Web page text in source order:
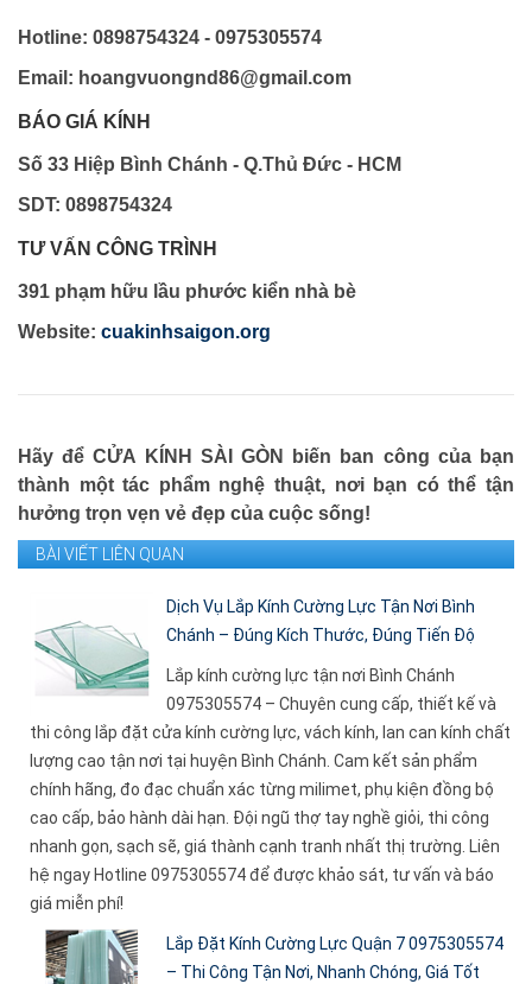
Hotline: 0898754324 - 0975305574
Email: hoangvuongnd86@gmail.com
BÁO GIÁ KÍNH
Số 33 Hiệp Bình Chánh - Q.Thủ Đức - HCM
SDT: 0898754324
TƯ VẤN CÔNG TRÌNH
391 phạm hữu lầu phước kiển nhà bè
Website: cuakinhsaigon.org
Hãy để CỬA KÍNH SÀI GÒN biến ban công của bạn
thành một tác phẩm nghệ thuật, nơi bạn có thể tận
hưởng trọn vẹn vẻ đẹp của cuộc sống!
BÀI VIẾT LIÊN QUAN
Dịch Vụ Lắp Kính Cường Lực Tận Nơi Bình
Chánh – Đúng Kích Thước, Đúng Tiến Độ
Lắp kính cường lực tận nơi Bình Chánh
0975305574 – Chuyên cung cấp, thiết kế và
thi công lắp đặt cửa kính cường lực, vách kính, lan can kính chất
lượng cao tận nơi tại huyện Bình Chánh. Cam kết sản phẩm
chính hãng, đo đạc chuẩn xác từng milimet, phụ kiện đồng bộ
cao cấp, bảo hành dài hạn. Đội ngũ thợ tay nghề giỏi, thi công
nhanh gọn, sạch sẽ, giá thành cạnh tranh nhất thị trường. Liên
hệ ngay Hotline 0975305574 để được khảo sát, tư vấn và báo
giá miễn phí!
Lắp Đặt Kính Cường Lực Quận 7 0975305574
– Thi Công Tận Nơi, Nhanh Chóng, Giá Tốt